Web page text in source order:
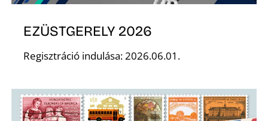
EZÜSTGERELY 2026
Regisztráció indulása: 2026.06.01.